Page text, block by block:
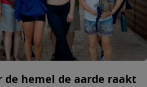
de hemel de aarde raakt